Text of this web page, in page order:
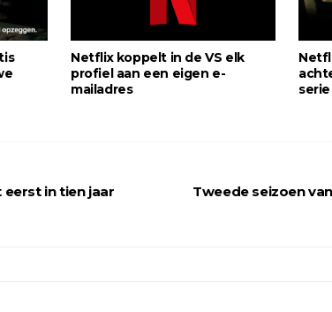
Netflix koppelt in de VS elk
profiel aan een eigen e-
mailadres
serie
Tweede seizoen
in tien jaar